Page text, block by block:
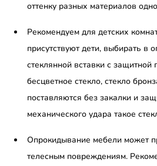
оттенку разных материалов
Рекомендуем для детских
присутствуют дети, выбирать в
стеклянной вставки с защитной
бесцветное стекло, стекло
поставляются без закалки и
механического удара такое
Опрокидывание мебели может
телесным повреждениям.